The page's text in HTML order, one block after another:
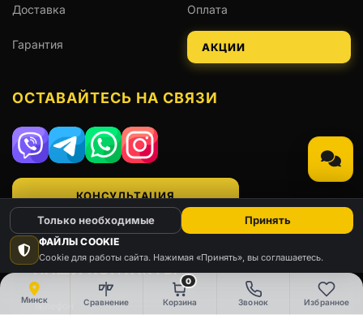
Минск Сравнение
0
Корзина Звонок Избранное
Доставка Оплата
Гарантия АКЦИИ
ОСТАВАЙТЕСЬ НА СВЯЗИ
Viber TelegramWhatsAppInstagram
КОНСУЛЬТАЦИЯ
НАШИ КОНТАКТЫ
Телефон
ФАЙЛЫ COOKIE
Cookie для работы сайта. Нажимая «Принять», вы соглашаетесь.
Только необходимые Принять